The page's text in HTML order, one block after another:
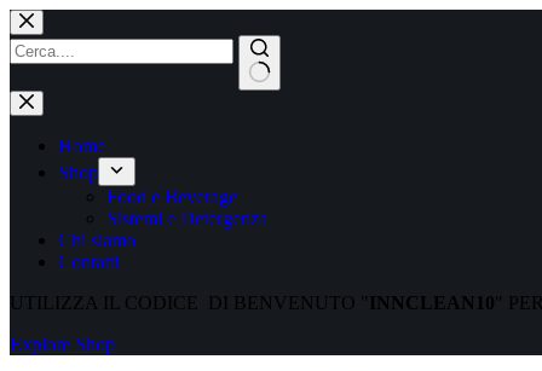
Home
Shop
Food e Beverage
Sistemi e Detergenza
Chi siamo
Contatti
UTILIZZA IL CODICE DI BENVENUTO " INNCLEAN10"
Explore Shop